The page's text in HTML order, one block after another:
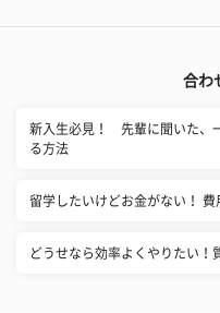
合わ
新入生必見！ 先輩に聞いた、
る方法
留学したいけどお金がない！
どうせなら効率よくやりたい！